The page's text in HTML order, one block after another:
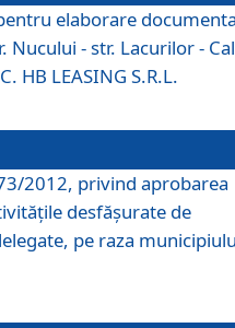
elaborare
Nucului - str. Lacurilor -
HB LEASING S.R.L.
2012, privind aprobarea
desfăşurate de
pe raza